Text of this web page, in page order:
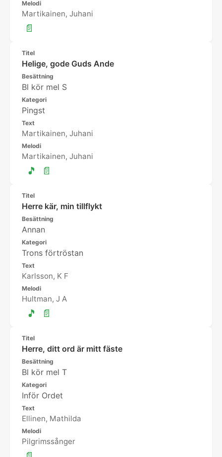
Melodi
Martikainen, Juhani
📄
Titel
Helige, gode Guds Ande
Besättning
Bl kör mel S
Kategori
Pingst
Text
Martikainen, Juhani
Melodi
Martikainen, Juhani
🎵 📄
Titel
Herre kär, min tillflykt
Besättning
Annan
Kategori
Trons förtröstan
Text
Karlsson, K F
Melodi
Hultman, J A
🎵 📄
Titel
Herre, ditt ord är mitt fäste
Besättning
Bl kör mel T
Kategori
Inför Ordet
Text
Ellinen, Mathilda
Melodi
Pilgrimssånger